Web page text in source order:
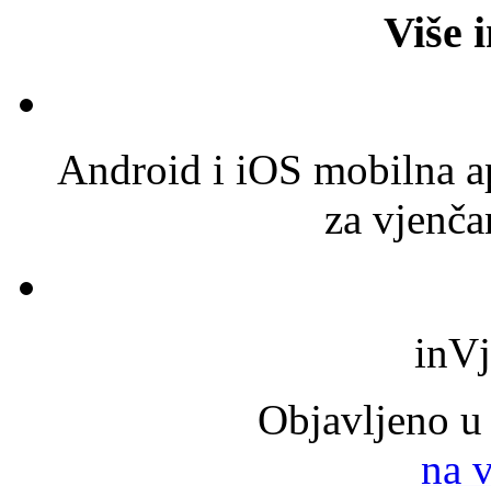
Više
Android i iOS mobilna
za
Objavljeno u
na